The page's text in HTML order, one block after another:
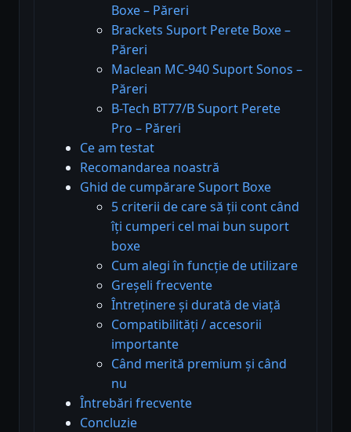
Boxe – Păreri
Brackets Suport Perete Boxe –
Păreri
Maclean MC-940 Suport Sonos –
Păreri
B-Tech BT77/B Suport Perete
Pro – Păreri
Ce am testat
Recomandarea noastră
Ghid de cumpărare Suport Boxe
5 criterii de care să ții cont când
îți cumperi cel mai bun suport
boxe
Cum alegi în funcție de utilizare
Greșeli frecvente
Întreținere și durată de viață
Compatibilități / accesorii
importante
Când merită premium și când
nu
Întrebări frecvente
Concluzie